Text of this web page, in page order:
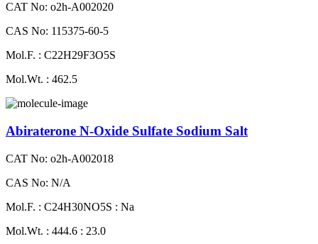
CAT No: o2h-A002020
CAS No: 115375-60-5
Mol.F. : C22H29F3O5S
Mol.Wt. : 462.5
Abiraterone N-Oxide Sulfate Sodium Salt
CAT No: o2h-A002018
CAS No: N/A
Mol.F. : C24H30NO5S : Na
Mol.Wt. : 444.6 : 23.0